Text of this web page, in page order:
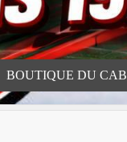
BOUTIQUE DU CAB